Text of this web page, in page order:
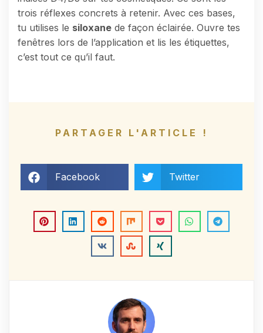
trois réflexes concrets à retenir. Avec ces bases,
tu utilises le siloxane de façon éclairée. Ouvre tes
fenêtres lors de l’application et lis les étiquettes,
c’est tout ce qu’il faut.
PARTAGER L'ARTICLE !
Facebook Twitter